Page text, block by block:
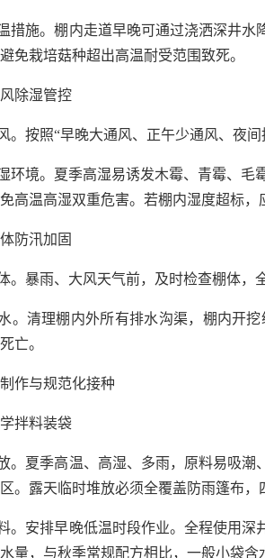
措施。棚内走道早晚可通过浇洒深井
免栽培菇种超出高温耐受范围致死。
风除湿管控
。按照“早晚大通风、正午少通风、夜
环境。夏季高湿易诱发木霉、青霉、毛
高温高湿双重危害。若棚内湿度超标
防汛加固
。暴雨、大风天气前，及时检查棚体，
。清理棚内外所有排水沟渠，棚内开
亡。
作与规范化接种
学拌料装袋
。夏季高温、高湿、多雨，原料易吸
。露天临时堆放必须全覆盖防雨篷布
。安排早晚低温时段作业。全程使用
量，与秋季常规配方相比，一般小袋含